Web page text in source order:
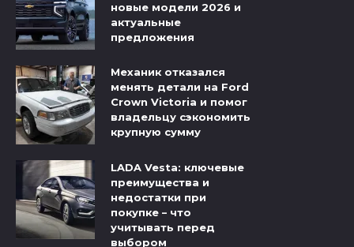
новые модели 2026 и
актуальные
предложения
Механик отказался
менять детали на Ford
Crown Victoria и помог
владельцу сэкономить
крупную сумму
LADA Vesta: ключевые
преимущества и
недостатки при
покупке – что
учитывать перед
выбором